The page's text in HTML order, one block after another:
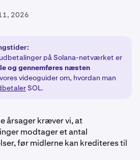
2026
på Solana-netværket er
og gennemføres næsten
videoguider om, hvordan man
SOL.
årsager kræver vi, at
modtager et antal
før midlerne kan krediteres til